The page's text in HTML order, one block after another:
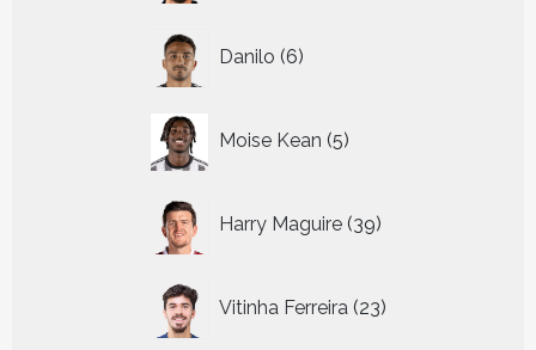
Danilo 6
producten
Moise Kean 5
producten
Harry Maguire 39
producten
Vitinha Ferreira 23
producten